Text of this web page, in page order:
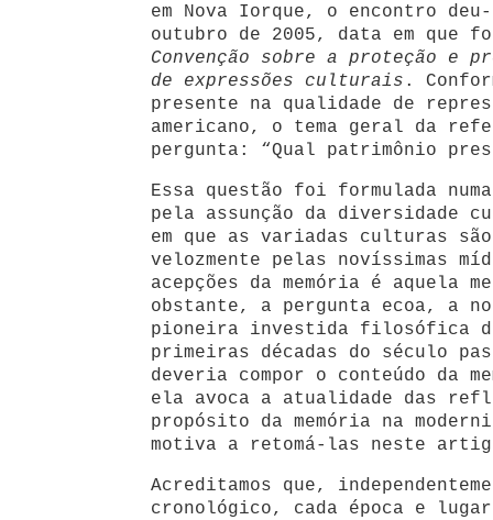
em Nova Iorque, o encontro
outubro de 2005, data em que
Convenção sobre a proteção e
de expressões culturais .
presente na qualidade de
americano, o tema geral da
pergunta: “Qual patrimônio
Essa questão foi formulada
pela assunção da diversidade
em que as variadas culturas são
velozmente pelas novíssimas
acepções da memória é aquela
obstante, a pergunta ecoa, a
pioneira investida filosófica
primeiras décadas do século
deveria compor o conteúdo da
ela avoca a atualidade das
propósito da memória na
motiva a retomá-las neste
Acreditamos que,
cronológico, cada época e lugar